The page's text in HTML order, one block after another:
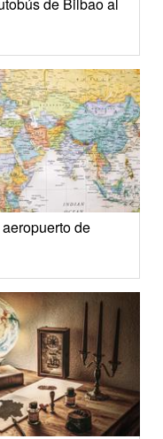
de Bilbao al
de